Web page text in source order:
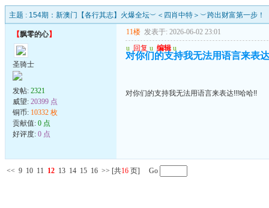
主题 : 154期：新澳门【各行其志】火爆全坛︶＜四肖中特＞︶跨出财富第一步！
【飘零的心】
圣骑士
发帖: 2321
威望: 20399 点
铜币: 10332 枚
贡献值: 0 点
好评度: 0 点
11楼 发表于: 2026-06-02 23:01
u 回复 u 编辑 u
对你们的支持我无法用语言来表
对你们的支持我无法用语言来表达!!!哈哈!!
<< 9 10 11 12 13 14 15 16 >> [共16 页] Go